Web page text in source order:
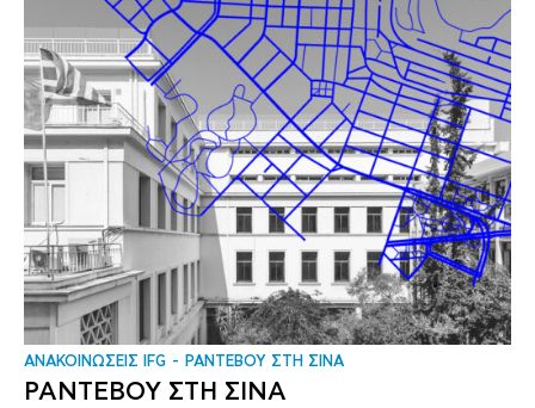
ΑΝΑΚΟΙΝΩΣΕΙΣ IFG ΡΑΝΤΕΒΟΥ ΣΤΗ ΣΙΝΑ
ΡΑΝΤΕΒΟΥ ΣΤΗ ΣΙΝΑ